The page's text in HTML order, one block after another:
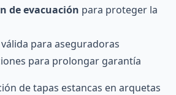
de evacuación para proteger la
para aseguradoras
para prolongar garantía
de tapas estancas en arquetas